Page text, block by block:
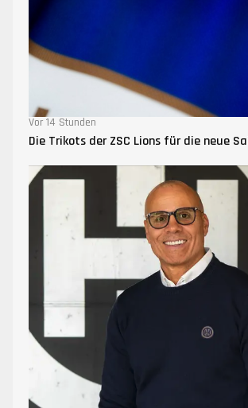
Vor 14 Stunden
Die Trikots der ZSC Lions für die neue